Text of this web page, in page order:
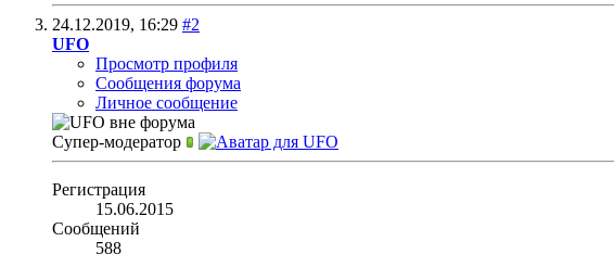
24.12.2019, 16:29 #2
UFO
Просмотр профиля
Сообщения форума
Личное сообщение
Супер-модератор
Регистрация
15.06.2015
Сообщений
588